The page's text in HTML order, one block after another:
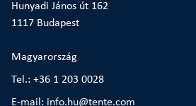
Hunyadi János út 162
1117 Budapest
Magyarország
Tel.: +36 1 203 0028
E-mail: info.hu@tente.com